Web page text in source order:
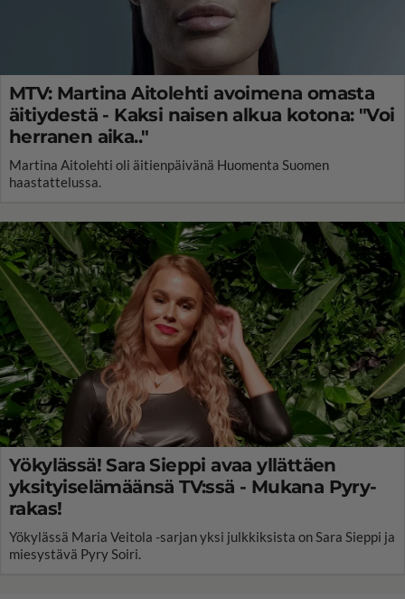
MTV: Martina Aitolehti avoimena omasta
äitiydestä - Kaksi naisen alkua kotona: "Voi
herranen aika.."
Martina Aitolehti oli äitienpäivänä Huomenta Suomen
haastattelussa.
Yökylässä! Sara Sieppi avaa yllättäen
yksityiselämäänsä TV:ssä - Mukana Pyry-
rakas!
Yökylässä Maria Veitola -sarjan yksi julkkiksista on Sara Sieppi ja
miesystävä Pyry Soiri.